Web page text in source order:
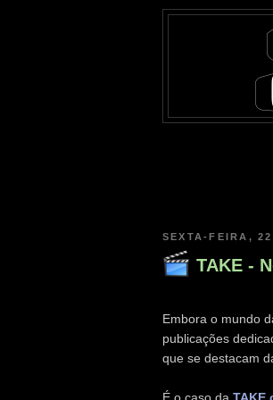
SEXTA-FEIRA,
TAKE -
Embora o mundo
publicações
que se destacam